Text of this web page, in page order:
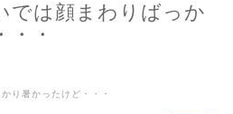
は顔まわりばっか
・
り暑かったけど・・・